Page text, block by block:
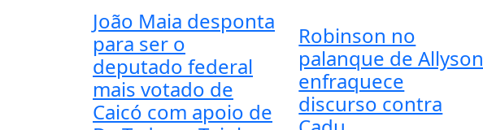
João Maia desponta
para ser o
deputado federal
mais votado de
Caicó com apoio de
Robinson no
palanque de Allyson
enfraquece
discurso contra